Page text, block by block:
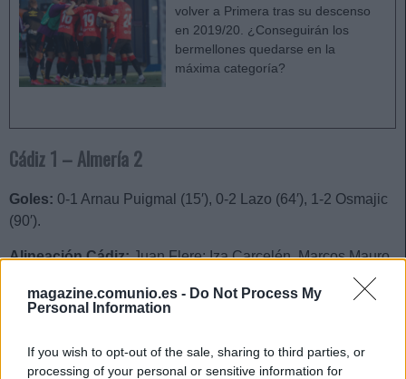
magazine.comunio.es - Do Not Process My
Personal Information
If you wish to opt-out of the sale, sharing to third parties, or
processing of your personal or sensitive information for
volver a Primera tras su descenso
en 2019/20. ¿Conseguirán los
bermellones quedarse en la
máxima categoría?
Cádiz 1 – Almería 2
Goles: 0-1 Arnau Puigmal (15′), 0-2 Lazo (64′), 1-2 Osmajic
(90′).
Alineación Cádiz:Juan Flere; Iza Carcelén, Marcos Mauro,
Fali, Arzamendia; Jonsson, José Mari, Chapela, Perea,
Salvi; Lozano.
Negredo, Martín Calderón.